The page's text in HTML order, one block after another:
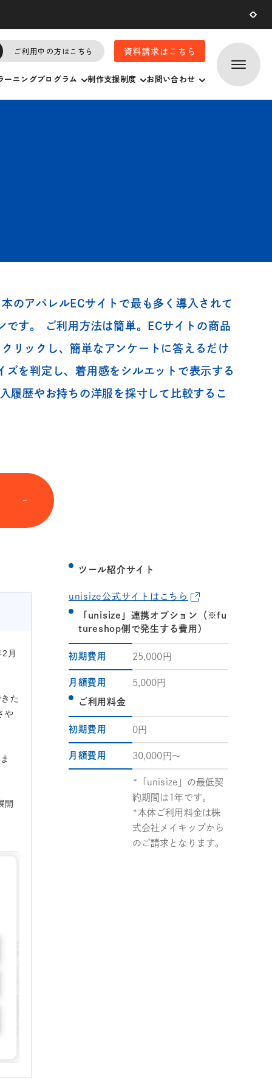
ご利用中の方はこちら 資料請求はこちら
ーニングプログラム 制作支援制度 お問い合わせ
のアパレルECサイトで最も多く導入されて
です。 ご利用方法は簡単。ECサイトの商品
リックし、簡単なアンケートに答えるだけ
ズを判定し、着用感をシルエットで表示する
履歴やお持ちの洋服を採寸して比較するこ
月
た
や
開
ツール紹介サイト
unisize公式サイトはこちら
「unisize」連携オプション（※fu
tureshop側で発生する費用）
初期費用 25,000円
月額費用 5,000円
ご利用料金
初期費用 0円
月額費用 30,000円〜
*「unisize」の最低契
約期間は1年です。
*本体ご利用料金は株
式会社メイキップから
のご請求となります。